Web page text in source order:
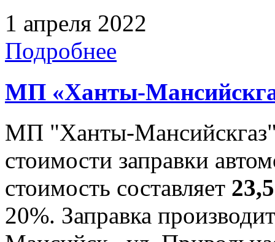
1 апреля 2022
Подробнее
МП «Ханты-
МП "Ханты-
стоимости заправки
стоимость составляет
20%. Заправка